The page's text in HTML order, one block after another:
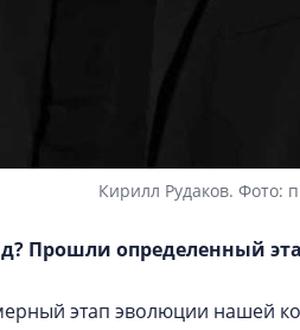
Кирилл Рудаков. Фото:
Прошли определенный
этап эволюции нашей